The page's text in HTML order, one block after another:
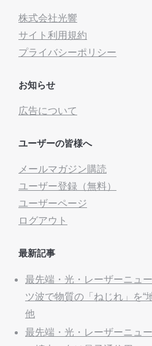
株式会社光響
サイト利用規約
プライバシーポリシー
お知らせ
広告について
ユーザーの皆様へ
メールマガジン購読
ユーザー登録（無料）
ユーザーページ
ログアウト
最新記事
最先端・光・レーザーニュ
ツ波で物質の「ねじれ」を“
他
最先端・光・レーザーニュ